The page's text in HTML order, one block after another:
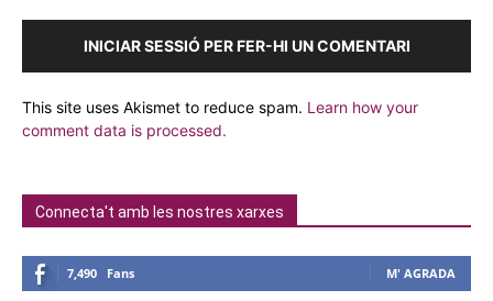
INICIAR SESSIÓ PER FER-HI UN COMENTARI
This site uses Akismet to reduce spam. Learn how your
comment data is processed.
Connecta't amb les nostres xarxes
7,490 Fans M' AGRADA